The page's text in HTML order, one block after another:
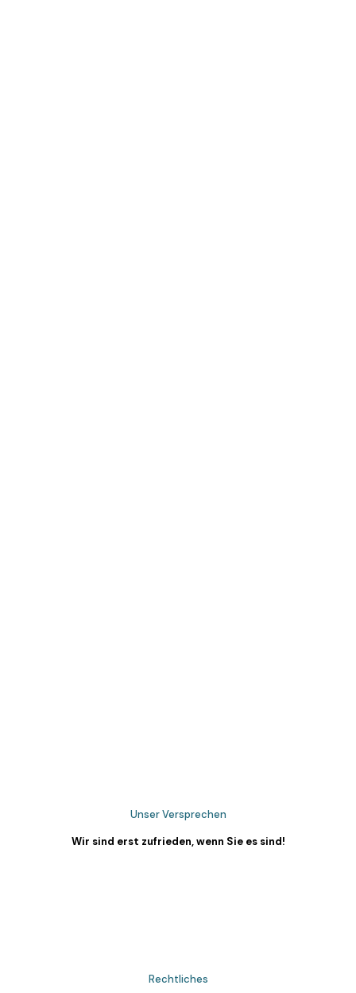
Unser Versprechen
Wir sind erst zufrieden, wenn Sie es sind!
Rechtliches